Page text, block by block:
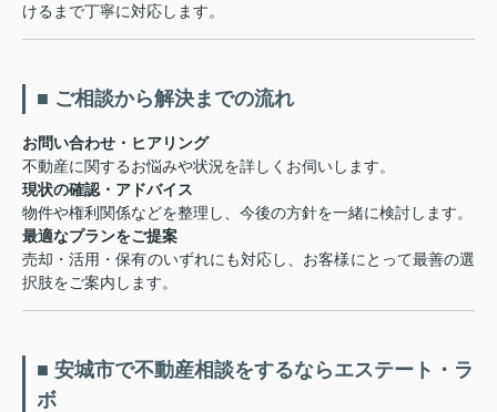
けるまで丁寧に対応します。
■ ご相談から解決までの流れ
お問い合わせ・ヒアリング
不動産に関するお悩みや状況を詳しくお伺いします。
現状の確認・アドバイス
物件や権利関係などを整理し、今後の方針を一緒に検討します。
最適なプランをご提案
売却・活用・保有のいずれにも対応し、お客様にとって最善の選
択肢をご案内します。
■ 安城市で不動産相談をするならエステート・ラ
ボ